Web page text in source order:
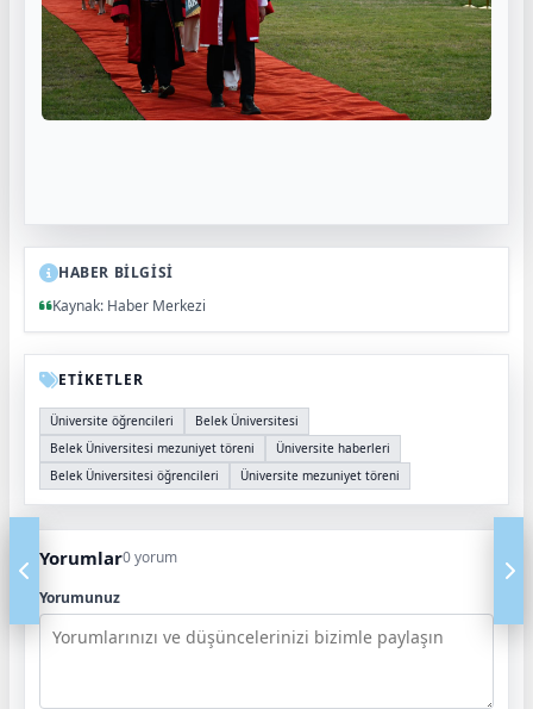
HABER BİLGİSİ
Kaynak: Haber Merkezi
ETİKETLER
Üniversite öğrencileri
Belek Üniversitesi
Belek Üniversitesi mezuniyet töreni
Üniversite haberleri
Belek Üniversitesi öğrencileri
Üniversite mezuniyet töreni
Yorumlar0 yorum
Yorumunuz